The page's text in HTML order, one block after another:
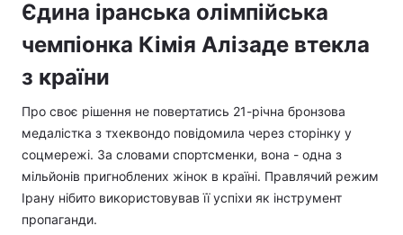
Єдина іранська олімпійська
чемпіонка Кімія Алізаде втекла
з країни
Про своє рішення не повертатись 21-річна бронзова
медалістка з тхеквондо повідомила через сторінку у
соцмережі. За словами спортсменки, вона - одна з
мільйонів пригноблених жінок в країні. Правлячий режим
Ірану нібито використовував її успіхи як інструмент
пропаганди.